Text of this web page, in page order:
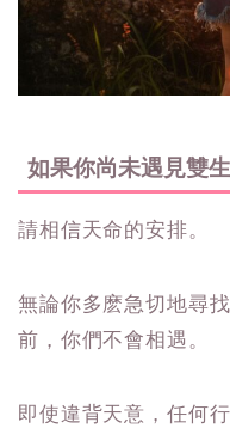
如果你尚未遇見雙
請相信天命的安排。
無論你多麽急切地尋
前，你們不會相遇。
即使違背天意，任何